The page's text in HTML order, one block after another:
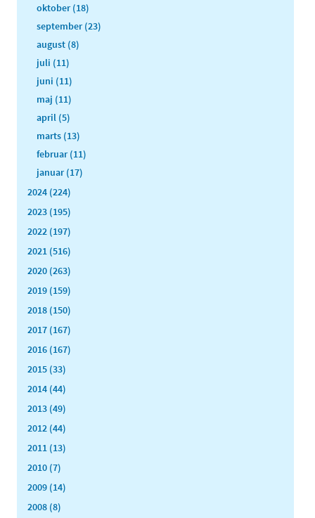
oktober (18)
september (23)
august (8)
juli (11)
juni (11)
maj (11)
april (5)
marts (13)
februar (11)
januar (17)
2024 (224)
2023 (195)
2022 (197)
2021 (516)
2020 (263)
2019 (159)
2018 (150)
2017 (167)
2016 (167)
2015 (33)
2014 (44)
2013 (49)
2012 (44)
2011 (13)
2010 (7)
2009 (14)
2008 (8)